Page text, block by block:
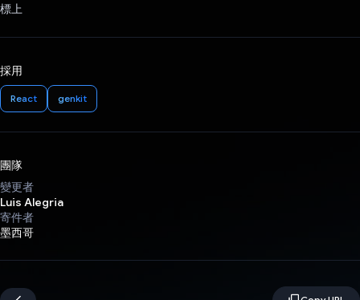
標上
採用
React genkit
團隊
變更者
Luis Alegria
寄件者
墨西哥